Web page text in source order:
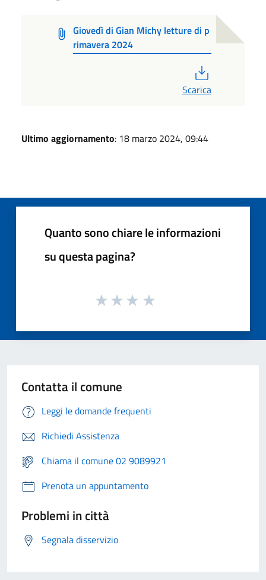
Giovedì di Gian Michy letture di p
rimavera 2024
Scarica
Ultimo aggiornamento: 18 marzo 2024, 09:44
Quanto sono chiare le informazioni
su questa pagina?
Contatta il comune
Leggi le domande frequenti
Richiedi Assistenza
Chiama il comune 02 9089921
Prenota un appuntamento
Problemi in città
Segnala disservizio